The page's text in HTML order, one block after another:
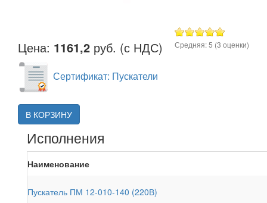
Цена: 1161,2 руб. (с НДС)
Сертификат: Пускатели
В КОРЗИНУ
Средняя:5 (3 оценки)
Исполнения
Наименование
Пускатель ПМ 12-010-140 (220В)